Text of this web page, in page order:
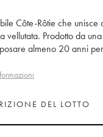
Côte-Rôtie che
vellutata. Prodotto da
almeno 20 anni
DEL LOTTO